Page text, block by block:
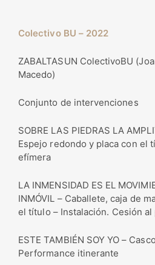
Colectivo BU – 2022
ZABALTASUN ColectivoBU
Macedo)
Conjunto de intervenciones
SOBRE LAS PIEDRAS LA
Espejo redondo y placa con el
efímera
LA INMENSIDAD ES EL
INMÓVIL – Caballete, caja de
el título – Instalación. Cesión al
ESTE TAMBIÉN SOY YO –
Performance itinerante